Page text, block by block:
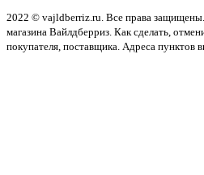
2022 © vajldberriz.ru. Все права
магазина Вайлдберриз. Как сделать,
покупателя, поставщика. Адреса пунктов